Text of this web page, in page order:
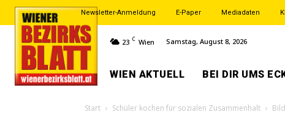
Newsletter-Anmeldung E-Paper Mediadaten
23 C Wien Samstag, August 8, 2026
WIEN AKTUELL BEI DIR UMS
Start Schüler kochen für sozialen Zusammenhalt